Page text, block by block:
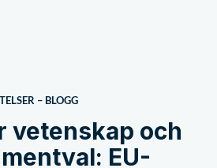
– BLOGG
vetenskap och
EU-